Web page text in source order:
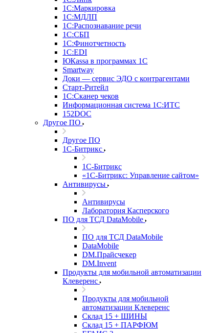
1С:Маркировка
1С:МДЛП
1С:Распознавание речи
1С:СБП
1С:Финотчетность
1С:EDI
ЮКаssа в программах 1С
Smartway
Доки — сервис ЭДО с контрагентами
Старт-Ритейл
1С:Сканер чеков
Информационная система 1С:ИТС
152DOC
Другое ПО
Другое ПО
1С-Битрикс
1С-Битрикс
«1С-Битрикс: Управление сайтом»
Антивирусы
Антивирусы
Лаборатория Касперского
ПО для ТСД DataMobile
ПО для ТСД DataMobile
DataMobile
DM.Прайсчекер
DM.Invent
Продукты для мобильной автоматизации
Клеверенс
Продукты для мобильной
автоматизации Клеверенс
Склад 15 + ШИНЫ
Склад 15 + ПАРФЮМ